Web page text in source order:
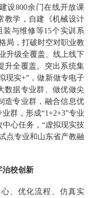
设800余门在线开放课
教学，自建《机械设计
与维修等15个实训系
局，打破时空对职业教
升级全覆盖、线上线下
升全覆盖。突出系统集
现实+”，做新做专电子
数据专业群、做优做尖
造专业群，融合信息优
群，形成“1+2+3”专业
心任务，“虚拟现实技
点专业和山东省产教融
治校创新
、优化流程、仿真实